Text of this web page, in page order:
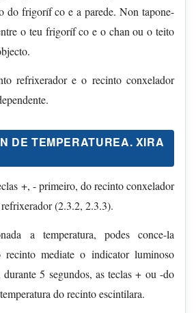
do frigoríf co e a parede. Non tapone-
o teu frigoríf co e o chan ou o teito
refrixerador e o recinto conxelador
DE TEMPERATUREA. XIRA
+, - primeiro, do recinto conxelador
(2.3.2, 2.3.3).
a temperatura, podes conce-la
recinto mediate o indicator luminoso
5 segundos, as teclas + ou -do
do recinto escintilara.